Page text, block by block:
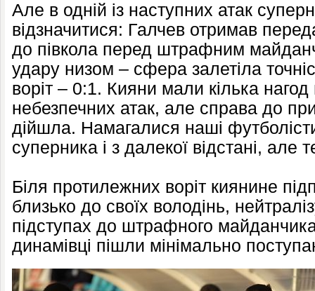
Але в одній із наступних атак
відзначитися: Галчев отримав
до півкола перед штрафним
удару низом – сфера залетіла
воріт – 0:1. Кияни мали кілька нагод
небезпечних атак, але справа до
дійшла. Намагалися наші
суперника і з далекої відстані, але
Біля протилежних воріт киянине
близько до своїх володінь,
підступах до штрафного
динамівці пішли мінімально